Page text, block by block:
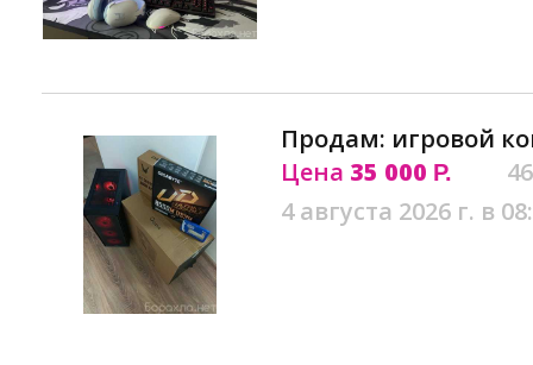
Продам: игровой
Цена 35 000 Р.
4 августа 2026 г. в